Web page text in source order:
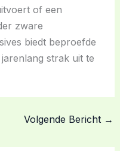
of een
zware
biedt beproefde
strak uit te
Volgende Bericht →